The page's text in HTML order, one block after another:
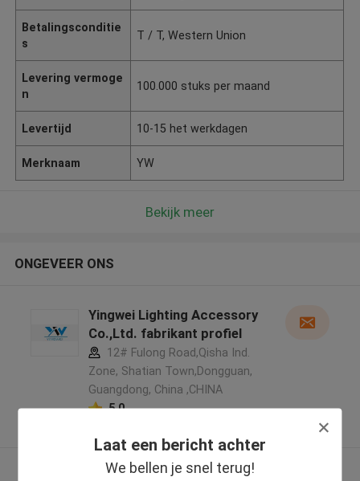
Laat een bericht achter
We bellen je snel terug!
Betalingsconditie
s
T / T, Western Union
Levering vermoge
n
100.000 stuks per maand
Levertijd 10-15 het werkdagen
Merknaam YW
Bekijk meer
ONGEVEER ONS
Yingwei Lighting Accessory
Co.,Ltd. fabrikant profiel
12# Fulong Road,Qisha Ind.
Zone, Shatian Town,Dongguan,
Guangdong, China ,CHINA
5.0
Bekijk meer